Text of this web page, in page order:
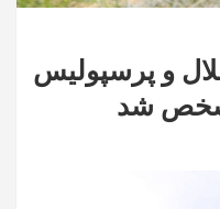
و پرسپولیس
شد